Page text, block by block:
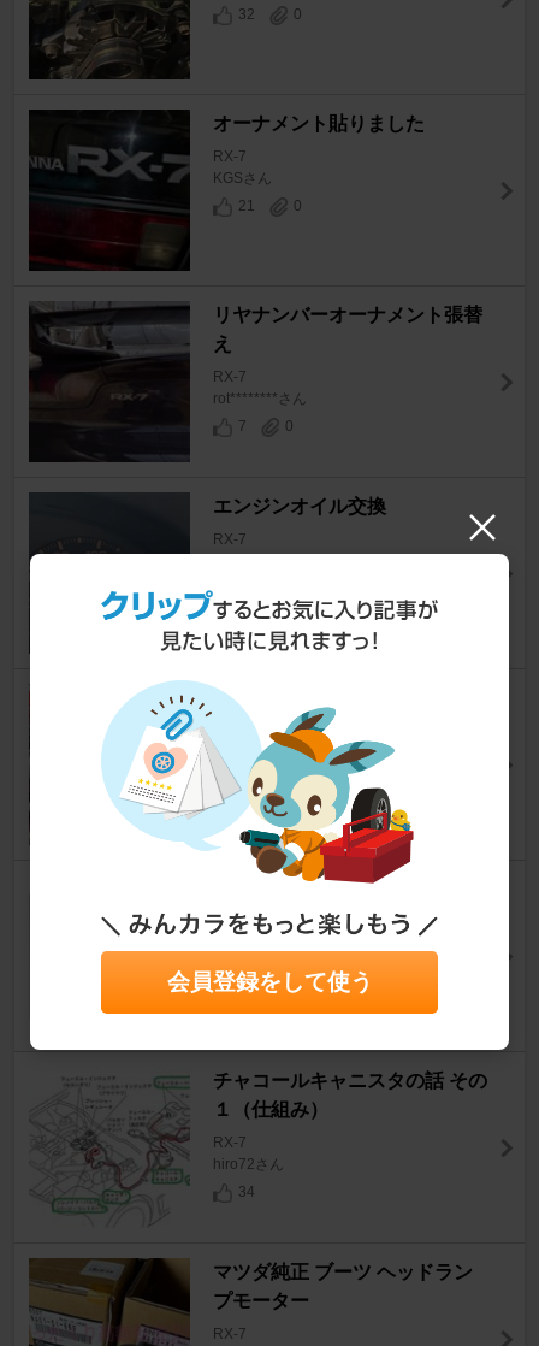
32
0
オーナメント貼りました
RX-7
KGSさん
21
0
リヤナンバーオーナメント張替
え
RX-7
rot********さん
7
0
エンジンオイル交換
RX-7
アイドル不調の原因探求と燃料
ホース交換
RX-7
Yamashi804さん
2
ブースト制御のソレノイドはた
まに洗うとイイっすよ〜
RX-7
HSBさん
チャコールキャニスタの話 その
１（仕組み）
RX-7
hiro72さん
34
マツダ純正 ブーツ ヘッドラン
プモーター
RX-7
会員登録をして使う